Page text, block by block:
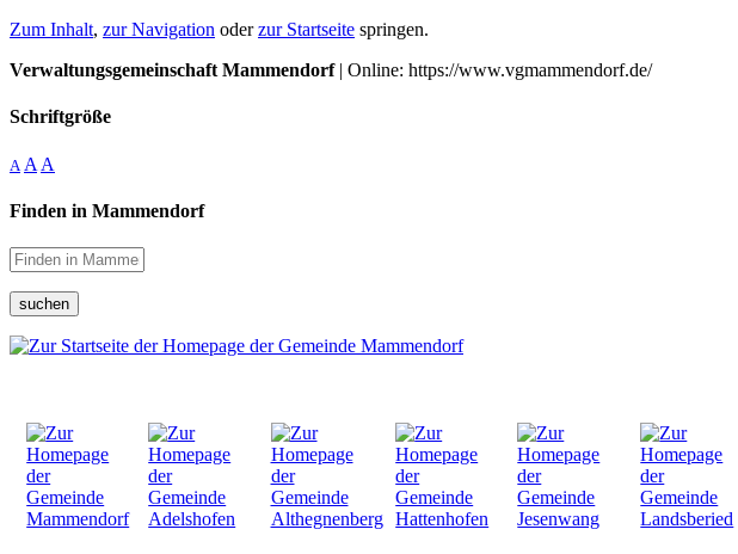
Zum Inhalt, zur Navigation oderzur Startseite springen.
Verwaltungsgemeinschaft Mammendorf| Online: https://www.vgmammendorf.de/
Schriftgröße
A A A
Finden in Mammendorf
suchen